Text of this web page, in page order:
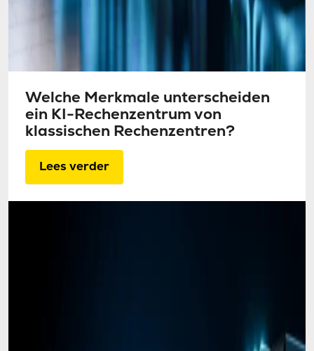
Welche Merkmale unterscheiden
ein KI-Rechenzentrum von
klassischen Rechenzentren?
Lees verder